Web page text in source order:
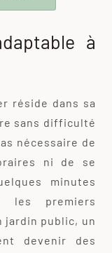
à
réside dans sa
sans difficulté
nécessaire de
ni de se
minutes
les premiers
jardin public, un
devenir des